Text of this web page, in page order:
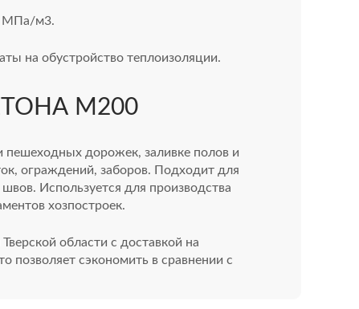
МПа/м3.
на обустройство теплоизоляции.
М200
пешеходных дорожек, заливке полов и
ограждений, заборов. Подходит для
Используется для производства
хозпостроек.
области с доставкой на
позволяет сэкономить в сравнении с